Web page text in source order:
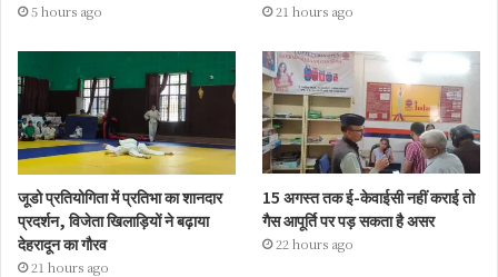
5 hours ago 21 hours ago
जूडो प्रतियोगिता में प्रतिभा का शानदार
प्रदर्शन, विजेता खिलाड़ियों ने बढ़ाया
देहरादून का गौरव
21 hours ago
15 अगस्त तक ई-केवाईसी नहीं कराई तो
गैस आपूर्ति पर पड़ सकता है असर
22 hours ago